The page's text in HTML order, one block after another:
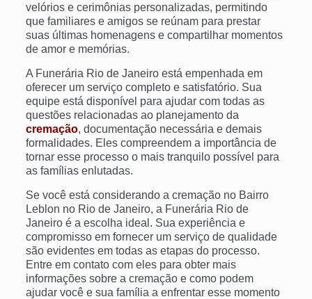
velórios e cerimônias personalizadas, permitindo
que familiares e amigos se reúnam para prestar
suas últimas homenagens e compartilhar momentos
de amor e memórias.
A Funerária Rio de Janeiro está empenhada em
oferecer um serviço completo e satisfatório. Sua
equipe está disponível para ajudar com todas as
questões relacionadas ao planejamento da
cremação, documentação necessária e demais
formalidades. Eles compreendem a importância de
tornar esse processo o mais tranquilo possível para
as famílias enlutadas.
Se você está considerando a cremação no Bairro
Leblon no Rio de Janeiro, a Funerária Rio de
Janeiro é a escolha ideal. Sua experiência e
compromisso em fornecer um serviço de qualidade
são evidentes em todas as etapas do processo.
Entre em contato com eles para obter mais
informações sobre a cremação e como podem
ajudar você e sua família a enfrentar esse momento